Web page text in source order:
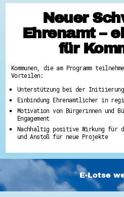
Neuer
Ehrenamt –
für
Kommunen, die am Programm
Vorteilen:
Unterstützung bei der
Einbindung Ehrenamtlicher in
Motivation von Bürgerinnen und
Engagement
Nachhaltig positive Wirkung für
und Anstoß für neue Projekte
E-Lotse